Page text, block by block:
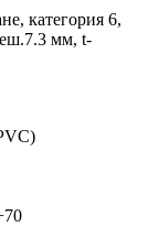
категория 6,
мм, t-